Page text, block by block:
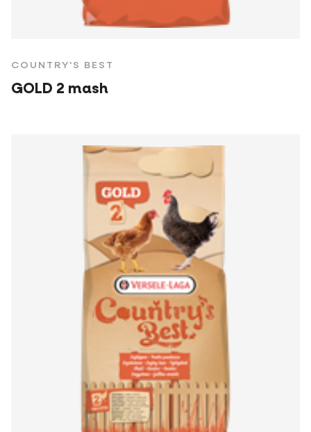
COUNTRY'S BEST
GOLD 2 mash